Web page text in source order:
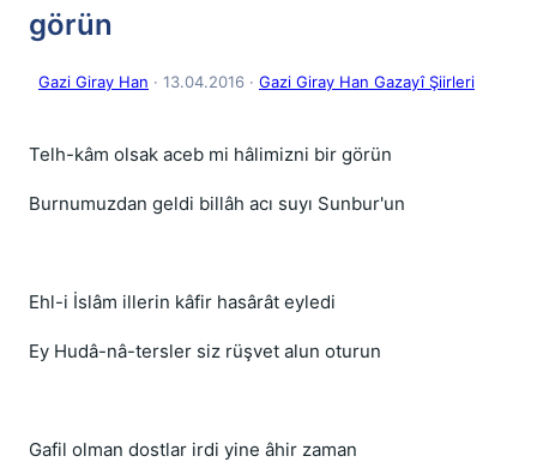
görün
Gazi Giray Han · 13.04.2016 · Gazi Giray Han Gazayî Şiirleri
Telh-kâm olsak aceb mi hâlimizni bir görün
Burnumuzdan geldi billâh acı suyı Sunbur'un
Ehl-i İslâm illerin kâfir hasârât eyledi
Ey Hudâ-nâ-tersler siz rüşvet alun oturun
Gafil olman dostlar irdi yine âhir zaman